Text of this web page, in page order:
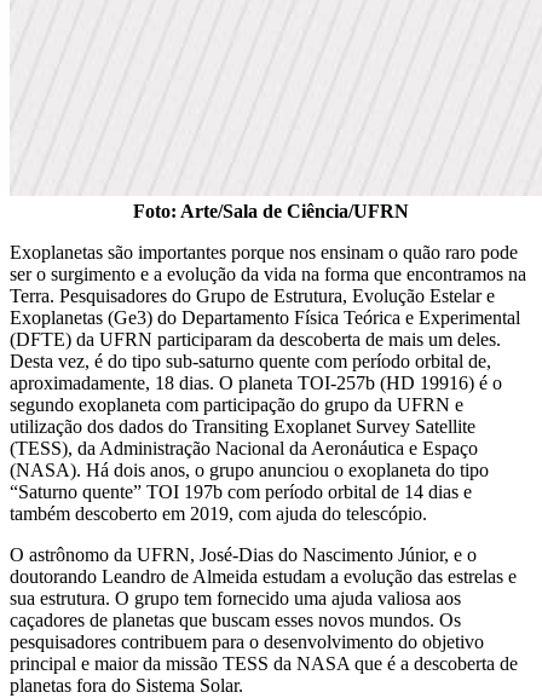
Foto: Arte/Sala de Ciência/UFRN
Exoplanetas são importantes porque nos ensinam o quão raro pode
ser o surgimento e a evolução da vida na forma que encontramos na
Terra. Pesquisadores do Grupo de Estrutura, Evolução Estelar e
Exoplanetas (Ge3) do Departamento Física Teórica e Experimental
(DFTE) da UFRN participaram da descoberta de mais um deles.
Desta vez, é do tipo sub-saturno quente com período orbital de,
aproximadamente, 18 dias. O planeta TOI-257b (HD 19916) é o
segundo exoplaneta com participação do grupo da UFRN e
utilização dos dados do Transiting Exoplanet Survey Satellite
(TESS), da Administração Nacional da Aeronáutica e Espaço
(NASA). Há dois anos, o grupo anunciou o exoplaneta do tipo
“Saturno quente” TOI 197b com período orbital de 14 dias e
também descoberto em 2019, com ajuda do telescópio.
O astrônomo da UFRN, José-Dias do Nascimento Júnior, e o
doutorando Leandro de Almeida estudam a evolução das estrelas e
sua estrutura. O grupo tem fornecido uma ajuda valiosa aos
caçadores de planetas que buscam esses novos mundos. Os
pesquisadores contribuem para o desenvolvimento do objetivo
principal e maior da missão TESS da NASA que é a descoberta de
planetas fora do Sistema Solar.